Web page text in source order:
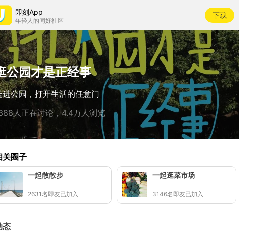
即刻App
年轻人的同好社区
下载
公园才是正经事
进公园，打开生活的任意门
人正在讨论，4.4万人浏览
关圈子
一起散散步
2631名即友已加入
一起逛菜市场
3146名即友已加入
态